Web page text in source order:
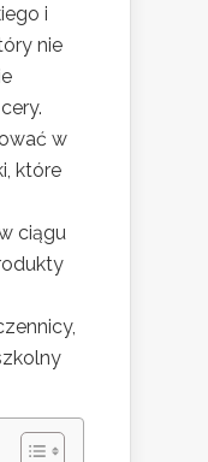
i
nie
w
które
ciągu